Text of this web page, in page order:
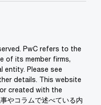
PwC refers to the
of its member firms,
entity. Please see
details. This website
created with the
やコラムで述べている内